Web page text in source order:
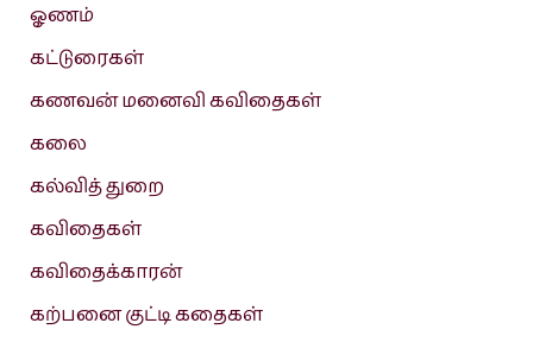
ஓணம்
கட்டுரைகள்
கணவன் மனைவி கவிதைகள்
கலை
கல்வித் துறை
கவிதைகள்
கவிதைக்காரன்
கற்பனை குட்டி கதைகள்